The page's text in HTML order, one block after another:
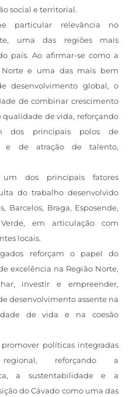
social e territorial.
particular relevância no
uma das regiões mais
país. Ao afirmar-se como a
e uma das mais bem
desenvolvimento global, o
de combinar crescimento
qualidade de vida, reforçando
principais polos de
e de atração de talento,
dos principais fatores
do trabalho desenvolvido
Barcelos, Braga, Esposende,
em articulação com
locais.
reforçam o papel do
excelência na Região Norte,
investir e empreender,
desenvolvimento assente na
de vida e na coesão
políticas integradas
reforçando a
a sustentabilidade e a
do Cávado como uma das